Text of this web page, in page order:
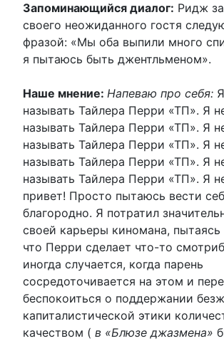
Запоминающийся диалог: Ридж
своего неожиданного гостя
фразой: «Мы оба выпили много
я пытаюсь быть джентльменом».
Наше мнение: Напеваю про себя:
называть Тайлера Перри «ТП». Я
называть Тайлера Перри «ТП». Я
называть Тайлера Перри «ТП». Я
называть Тайлера Перри «ТП». Я
называть Тайлера Перри «ТП». Я
привет! Просто пытаюсь вести
благородно. Я потратил
своей карьеры киномана, пытаясь
что Перри сделает что-то
иногда случается, когда парень
сосредоточивается на этом и
беспокоиться о поддержании
капиталистической этики
качеством ( в «Блюзе джазмена»